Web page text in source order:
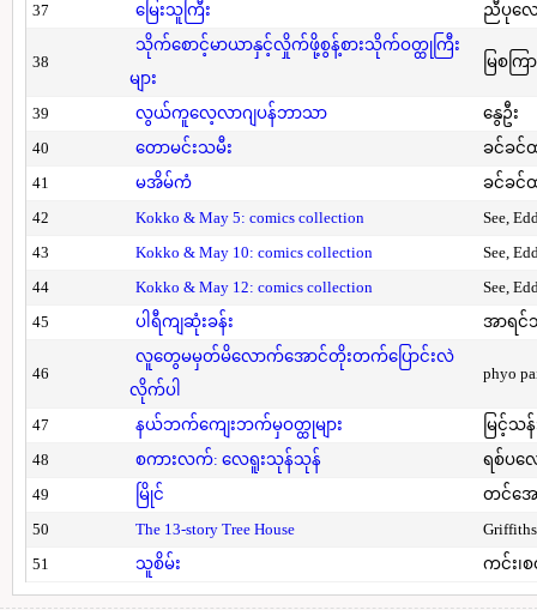
37
မြေးသူကြီး ညီပုလေ
38
သိုက်စောင့်မာယာနှင့်လှိုက်ဖို့စွန့်စားသိုက်ဝတ္ထုကြီး
များ
မြစကြာ
39 လွယ်ကူလေ့လာဂျပန်ဘာသာ
နွေဦး
40
တောမင်းသမီး
ခင်ခင်
41
မအိမ်ကံ
ခင်ခင်
42
Kokko & May 5: comics collection
See,
43
Kokko & May 10: comics collection
See,
44
Kokko & May 12: comics collection
See,
45
ပါရီကျဆုံးခန်း အာရင်
46
လူတွေမမှတ်မိလောက်အောင်တိုးတက်ပြောင်းလဲ
လိုက်ပါ
phyo
47 နယ်ဘက်ကျေးဘက်မှဝတ္ထုများ
မြင့်သန်
48
စကားလက်: လေရူးသုန်သုန်
ရစ်ပလ
49
မြိုင်
တင်အေ
50
The 13-story Tree House
51
သူစိမ်း ကင်း၊